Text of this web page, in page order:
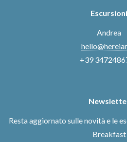
Escursioni
Andrea
+39
Resta aggiornato sulle novità e le
Breakfast